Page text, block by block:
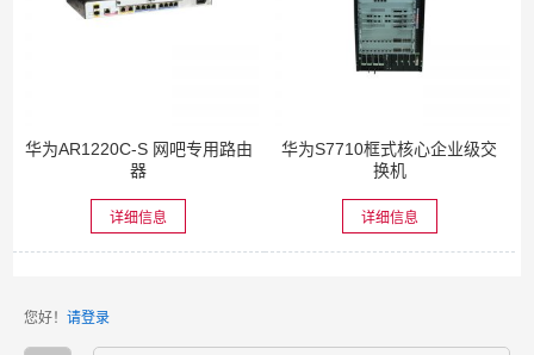
华为AR1220C-S 网吧专用路由
器
详细信息
华为S7710框式核心企业级交
换机
详细信息
您好！ 请登录